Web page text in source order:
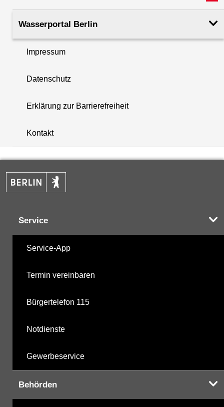
+
−
Wasserportal Berlin
Impressum
Datenschutz
Erklärung zur Barrierefreiheit
Kontakt
Service
Service-App
Termin vereinbaren
Bürgertelefon 115
Notdienste
Gewerbeservice
Behörden